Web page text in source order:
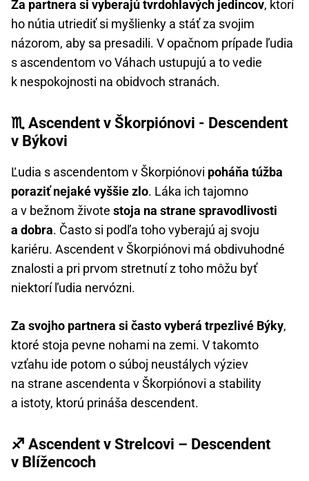
Za partnera si vyberajú tvrdohlavých jedincov, ktorí
ho nútia utriediť si myšlienky a stáť za svojim
názorom, aby sa presadili. V opačnom prípade ľudia
s ascendentom vo Váhach ustupujú a to vedie
k nespokojnosti na obidvoch stranách.
♏ Ascendent v Škorpiónovi - Descendent
v Býkovi
Ľudia s ascendentom v Škorpiónovi poháňa túžba
poraziť nejaké vyššie zlo. Láka ich tajomno
a v bežnom živote stoja na strane spravodlivosti
a dobra. Často si podľa toho vyberajú aj svoju
kariéru. Ascendent v Škorpiónovi má obdivuhodné
znalosti a pri prvom stretnutí z toho môžu byť
niektorí ľudia nervózni.
Za svojho partnera si často vyberá trpezlivé Býky,
ktoré stoja pevne nohami na zemi. V takomto
vzťahu ide potom o súboj neustálych výziev
na strane ascendenta v Škorpiónovi a stability
a istoty, ktorú prináša descendent.
♐ Ascendent v Strelcovi – Descendent
v Blížencoch